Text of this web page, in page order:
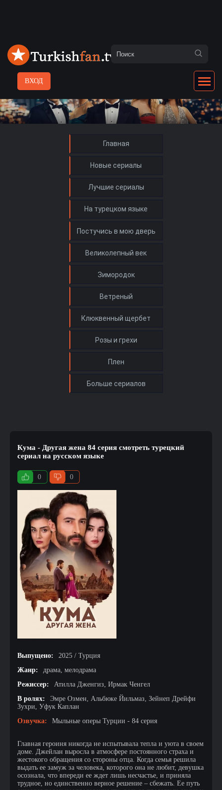
ВХОД
Главная
Новые сериалы
Лучшие сериалы
На турецком языке
Кума - Другая жена 84 серия смотреть турецкий
сериал на русском языке
0 0
Выпущено:
2025 / Турция
Жанр:
драма, мелодрама
Режиссер:
Атилла Дженгиз, Ирмак Ченгел
В ролях:
Эмре Озмен, Альбюке Йильмаз, Зейнеп Дрейфи
Зухри, Уфук Каплан
Озвучка:
Мыльные оперы Турции - 84 серия
Главная героиня никогда не испытывала тепла и уюта в своем
доме. Джейлан выросла в атмосфере постоянного страха и
жестокого обращения со стороны отца. Когда семья решила
выдать ее замуж за человека, которого она не любит, девушка
осознала, что впереди ее ждет лишь несчастье, и приняла
трудное, но единственно верное решение – сбежать. Ее путь